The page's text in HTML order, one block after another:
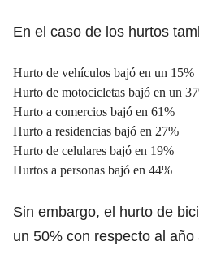
En el caso de los hurtos
Hurto de vehículos bajó en un 15%
Hurto de motocicletas bajó en un
Hurto a comercios bajó en 61%
Hurto a residencias bajó en 27%
Hurto de celulares bajó en 19%
Hurtos a personas bajó en 44%
Sin embargo, el hurto de
un 50% con respecto al año